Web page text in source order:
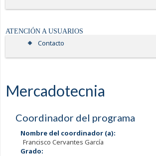
ATENCIÓN A USUARIOS
Contacto
Mercadotecnia
Coordinador del programa
Nombre del coordinador (a):
Francisco Cervantes García
Grado: